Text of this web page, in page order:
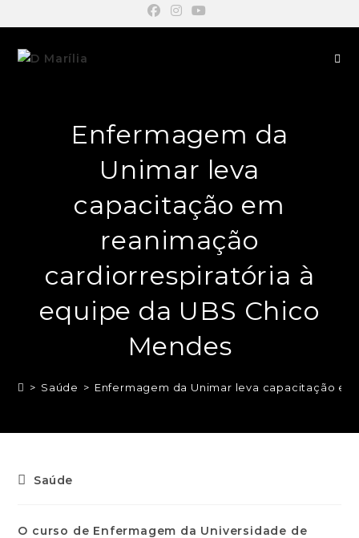
Enfermagem da
Unimar leva
capacitação em
reanimação
cardiorrespiratória à
equipe da UBS Chico
Mendes
> Saúde > Enfermagem da Unimar leva capacitação
Saúde
O curso de Enfermagem da Universidade de